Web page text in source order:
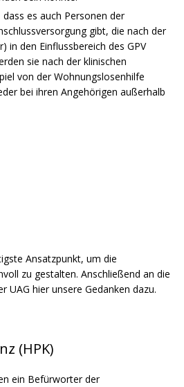
powered by WPCookiePro
es auch Personen der
gibt, die nach der
in den Einflussbereich des GPV
sie nach der klinischen
von der Wohnungslosenhilfe
bei ihren Angehörigen außerhalb
Ansatzpunkt, um die
zu gestalten. Anschließend an die
UAG hier unsere Gedanken dazu.
(HPK)
ein Befürworter der